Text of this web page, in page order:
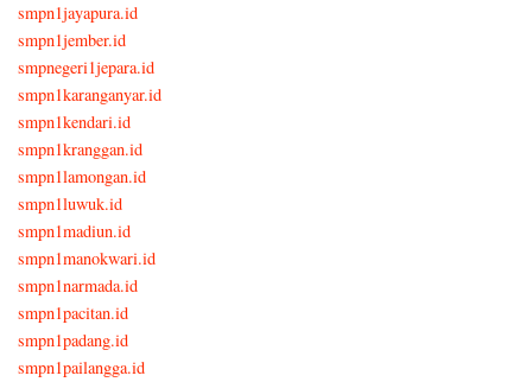
smpn1jayapura.id
smpn1jember.id
smpnegeri1jepara.id
smpn1karanganyar.id
smpn1kendari.id
smpn1kranggan.id
smpn1lamongan.id
smpn1luwuk.id
smpn1madiun.id
smpn1manokwari.id
smpn1narmada.id
smpn1pacitan.id
smpn1padang.id
smpn1pailangga.id